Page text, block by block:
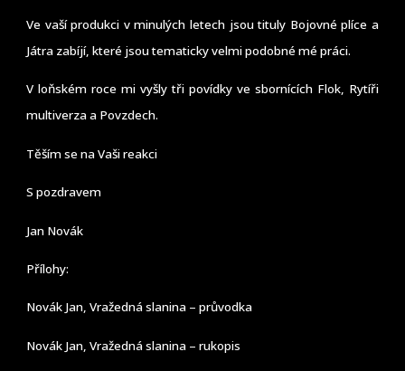
Ve vaší produkci v minulých letech jsou tituly Bojovné plíce a
Játra zabíjí, které jsou tematicky velmi podobné mé práci.
V loňském roce mi vyšly tři povídky ve sbornících Flok, Rytíři
multiverza a Povzdech.
Těším se na Vaši reakci
S pozdravem
Jan Novák
Přílohy:
Novák Jan, Vražedná slanina – průvodka
Novák Jan, Vražedná slanina – rukopis